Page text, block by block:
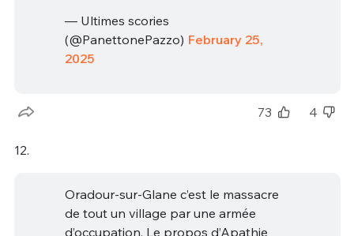
— Ultimes scories
(@PanettonePazzo) February 25,
2025
73 4
12.
Oradour-sur-Glane c’est le massacre
de tout un village par une armée
d’occupation. Le propos d’Apathie